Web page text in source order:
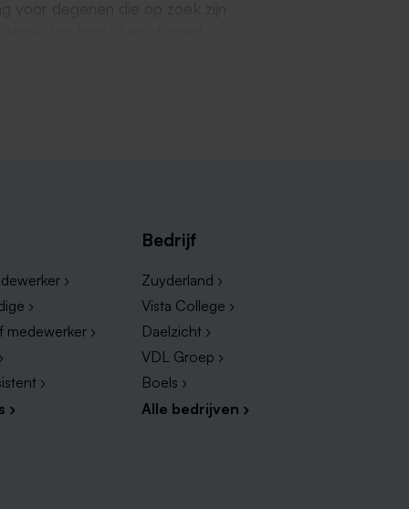
›
›
medewerker ›
›
›
Bedrijf
Zuyderland ›
Vista College ›
Daelzicht ›
VDL Groep ›
Boels ›
Alle bedrijven ›